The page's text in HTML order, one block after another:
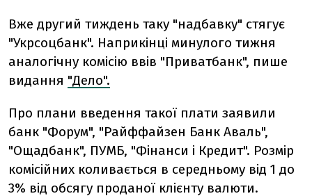
Вже другий тиждень таку "надбавку" стягує
"Укрсоцбанк". Наприкінці минулого тижня
аналогічну комісію ввів "Приватбанк", пише
видання "Дело".
Про плани введення такої плати заявили
банк "Форум", "Райффайзен Банк Аваль",
"Ощадбанк", ПУМБ, "Фінанси і Кредит". Розмір
комісійних коливається в середньому від 1 до
3% від обсягу проданої клієнту валюти.